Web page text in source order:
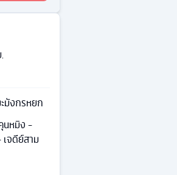
มังกรหยก
นหมิง -
จดีย์สาม